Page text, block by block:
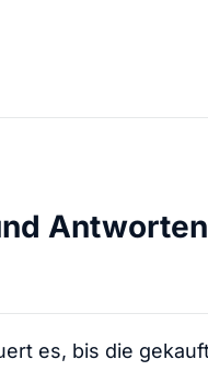
Antworten
es, bis die